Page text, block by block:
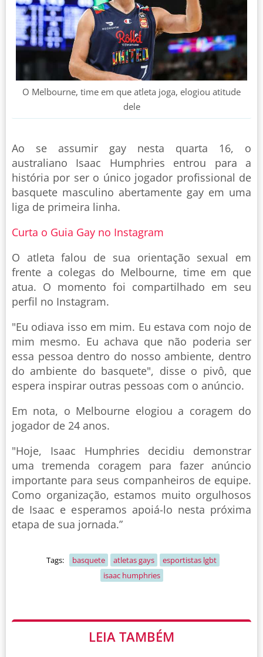
O Melbourne, time em que atleta joga, elogiou atitude
dele
Ao se assumir gay nesta quarta 16, o
australiano Isaac Humphries entrou para a
história por ser o único jogador profissional de
basquete masculino abertamente gay em uma
liga de primeira linha.
Curta o Guia Gay no Instagram
O atleta falou de sua orientação sexual em
frente a colegas do Melbourne, time em que
atua. O momento foi compartilhado em seu
perfil no Instagram.
"Eu odiava isso em mim. Eu estava com nojo de
mim mesmo. Eu achava que não poderia ser
essa pessoa dentro do nosso ambiente, dentro
do ambiente do basquete", disse o pivô, que
espera inspirar outras pessoas com o anúncio.
Em nota, o Melbourne elogiou a coragem do
jogador de 24 anos.
"Hoje, Isaac Humphries decidiu demonstrar
uma tremenda coragem para fazer anúncio
importante para seus companheiros de equipe.
Como organização, estamos muito orgulhosos
de Isaac e esperamos apoiá-lo nesta próxima
etapa de sua jornada.”
Tags: basquete atletas gays
esportistas lgbt
isaac humphries
LEIA TAMBÉM